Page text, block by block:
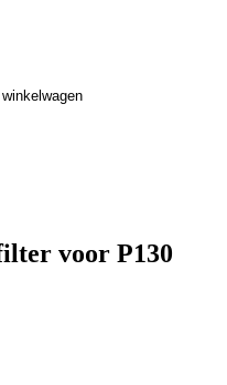
voor P130